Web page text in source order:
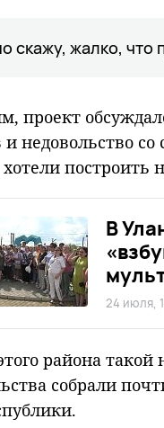
скажу, жалко, что
проект
и недовольство
построить
В
24 июля,
района такой
собрали